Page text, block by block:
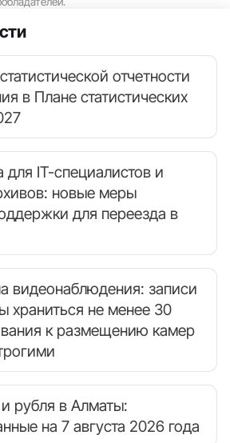
отчетности
в Плане статистических
IT-специалистов и
новые меры
для переезда в
видеонаблюдения: записи
храниться не менее 30
к размещению камер
рубля в Алматы:
на 7 августа 2026 года